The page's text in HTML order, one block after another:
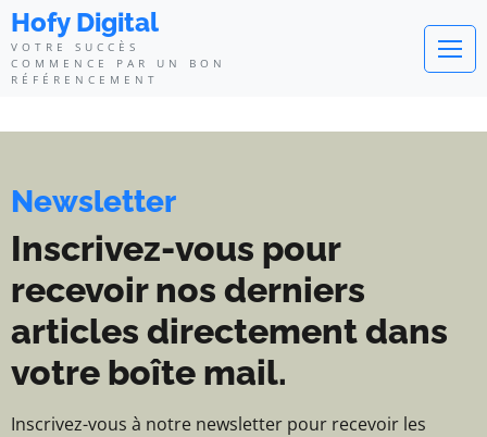
Hofy Digital - Votre succès
Hofy Digital
VOTRE SUCCÈS
COMMENCE PAR UN BON
RÉFÉRENCEMENT
Newsletter
Inscrivez-vous pour
recevoir nos derniers
articles directement dans
votre boîte mail.
Inscrivez-vous à notre newsletter pour recevoir les